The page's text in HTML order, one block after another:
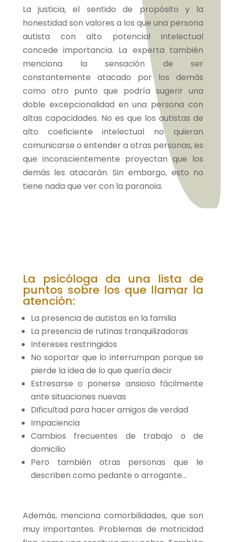
La justicia, el sentido de propósito y la
honestidad son valores a los que una persona
autista con alto potencial intelectual
concede importancia. La experta también
menciona la sensación de ser
constantemente atacado por los demás
como otro punto que podría sugerir una
doble excepcionalidad en una persona con
altas capacidades. No es que los autistas de
alto coeficiente intelectual no quieran
comunicarse o entender a otras personas, es
que inconscientemente proyectan que los
demás les atacarán. Sin embargo, esto no
tiene nada que ver con la paranoia.
La psicóloga da una lista de
puntos sobre los que llamar la
atención:
La presencia de autistas en la familia
La presencia de rutinas tranquilizadoras
Intereses restringidos
No soportar que lo interrumpan porque se
pierde la idea de lo que quería decir
Estresarse o ponerse ansioso fácilmente
ante situaciones nuevas
Dificultad para hacer amigos de verdad
Impaciencia
Cambios frecuentes de trabajo o de
domicilio
Pero también otras personas que le
describen como pedante o arrogante…
Además, menciona comorbilidades, que son
muy importantes. Problemas de motricidad